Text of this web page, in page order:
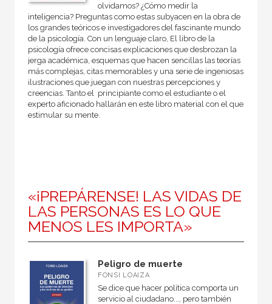
olvidamos? ¿Cómo medir la
inteligencia? Preguntas como estas subyacen en la obra de
los grandes teóricos e investigadores del fascinante mundo
de la psicología. Con un lenguaje claro, El libro de la
psicología ofrece concisas explicaciones que desbrozan la
jerga académica, esquemas que hacen sencillas las teorías
más complejas, citas memorables y una serie de ingeniosas
ilustraciones que juegan con nuestras percepciones y
creencias. Tanto el principiante como el estudiante o el
experto aficionado hallarán en este libro material con el que
estimular su mente.
«¡PREPÁRENSE! LAS VIDAS DE
LAS PERSONAS ES LO QUE
MENOS LES IMPORTA»
Peligro de muerte
FONSI LOAIZA
Se dice que hacer política comporta un
servicio al ciudadano..., pero también